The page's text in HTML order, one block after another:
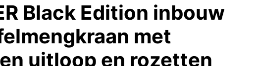
Black Edition inbouw
met
uitloop en rozetten